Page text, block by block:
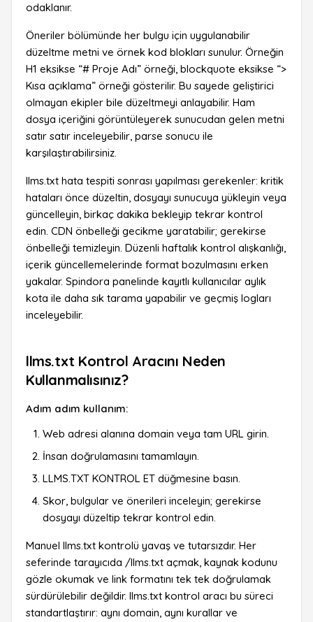
odaklanır.
Öneriler bölümünde her bulgu için uygulanabilir
düzeltme metni ve örnek kod blokları sunulur. Örneğin
H1 eksikse “# Proje Adı” örneği, blockquote eksikse “>
Kısa açıklama” örneği gösterilir. Bu sayede geliştirici
olmayan ekipler bile düzeltmeyi anlayabilir. Ham
dosya içeriğini görüntüleyerek sunucudan gelen metni
satır satır inceleyebilir, parse sonucu ile
karşılaştırabilirsiniz.
llms.txt hata tespiti sonrası yapılması gerekenler: kritik
hataları önce düzeltin, dosyayı sunucuya yükleyin veya
güncelleyin, birkaç dakika bekleyip tekrar kontrol
edin. CDN önbelleği gecikme yaratabilir; gerekirse
önbelleği temizleyin. Düzenli haftalık kontrol alışkanlığı,
içerik güncellemelerinde format bozulmasını erken
yakalar. Spindora panelinde kayıtlı kullanıcılar aylık
kota ile daha sık tarama yapabilir ve geçmiş logları
inceleyebilir.
llms.txt Kontrol Aracını Neden
Kullanmalısınız?
Adım adım kullanım:
Web adresi alanına domain veya tam URL girin.
İnsan doğrulamasını tamamlayın.
LLMS.TXT KONTROL ET düğmesine basın.
Skor, bulgular ve önerileri inceleyin; gerekirse
dosyayı düzeltip tekrar kontrol edin.
Manuel llms.txt kontrolü yavaş ve tutarsızdır. Her
seferinde tarayıcıda /llms.txt açmak, kaynak kodunu
gözle okumak ve link formatını tek tek doğrulamak
sürdürülebilir değildir. llms.txt kontrol aracı bu süreci
standartlaştırır: aynı domain, aynı kurallar ve